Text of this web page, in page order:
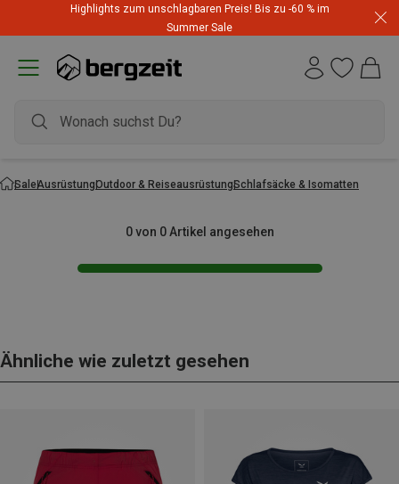
Highlights zum unschlagbaren Preis! Bis zu -60 % im
Summer Sale
SaleAusrüstungOutdoor & ReiseausrüstungSchlafsäcke & Isomatten
0 von 0 Artikel angesehen
Ähnliche wie zuletzt gesehen